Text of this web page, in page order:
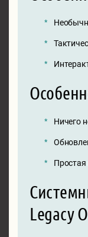
Ничего
Простая
Legacy